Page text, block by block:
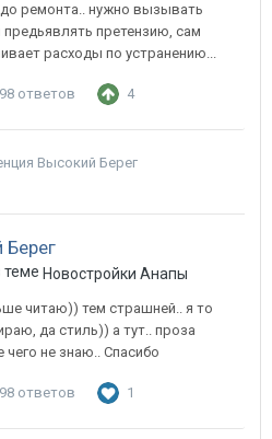
ремонта.. нужно вызывать
претензию, сам
расходы по устранению...
ответов 4
Высокий Берег
Берег
теме Новостройки Анапы
читаю)) тем страшней.. я то
да стиль)) а тут.. проза
не знаю.. Спасибо
ответов 1